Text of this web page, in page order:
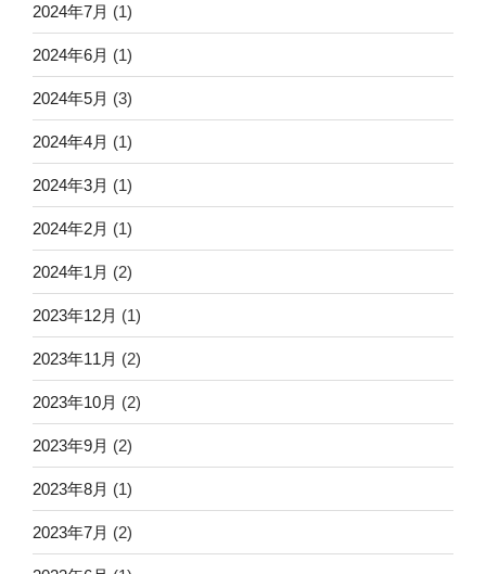
2024年7月 (1)
2024年6月 (1)
2024年5月 (3)
2024年4月 (1)
2024年3月 (1)
2024年2月 (1)
2024年1月 (2)
2023年12月 (1)
2023年11月 (2)
2023年10月 (2)
2023年9月 (2)
2023年8月 (1)
2023年7月 (2)